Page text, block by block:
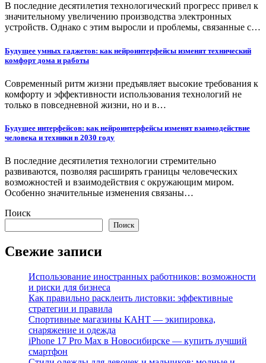
В последние десятилетия технологический прогресс привел к
значительному увеличению производства электронных
устройств. Однако с этим выросли и проблемы, связанные с…
Будущее умных гаджетов: как нейроинтерфейсы изменят технический
комфорт дома и работы
Современный ритм жизни предъявляет высокие требования к
комфорту и эффективности использования технологий не
только в повседневной жизни, но и в…
Будущее интерфейсов: как нейроинтерфейсы изменят взаимодействие
человека и техники в 2030 году
В последние десятилетия технологии стремительно
развиваются, позволяя расширять границы человеческих
возможностей и взаимодействия с окружающим миром.
Особенно значительные изменения связаны…
Поиск
Поиск
Свежие записи
Использование иностранных работников: возможности
и риски для бизнеса
Как правильно расклеить листовки: эффективные
стратегии и правила
Спортивные магазины КАНТ — экипировка,
снаряжение и одежда
iPhone 17 Pro Max в Новосибирске — купить лучший
смартфон